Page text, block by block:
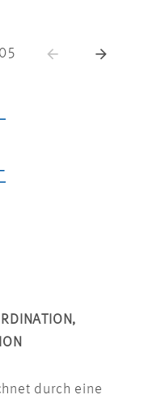
durch eine
05